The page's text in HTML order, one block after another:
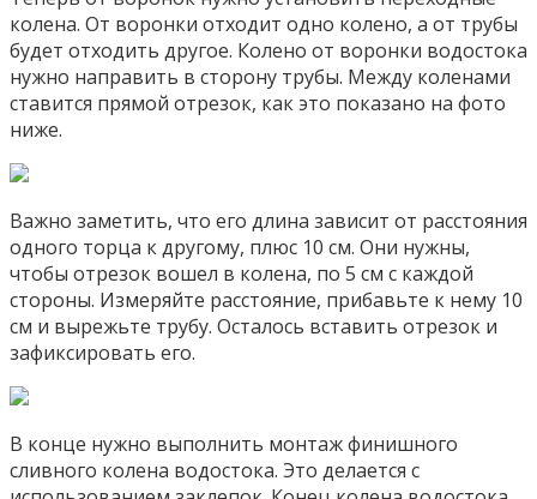
колена. От воронки отходит одно колено, а от трубы
будет отходить другое. Колено от воронки водостока
нужно направить в сторону трубы. Между коленами
ставится прямой отрезок, как это показано на фото
ниже.
Важно заметить, что его длина зависит от расстояния
одного торца к другому, плюс 10 см. Они нужны,
чтобы отрезок вошел в колена, по 5 см с каждой
стороны. Измеряйте расстояние, прибавьте к нему 10
см и вырежьте трубу. Осталось вставить отрезок и
зафиксировать его.
В конце нужно выполнить монтаж финишного
сливного колена водостока. Это делается с